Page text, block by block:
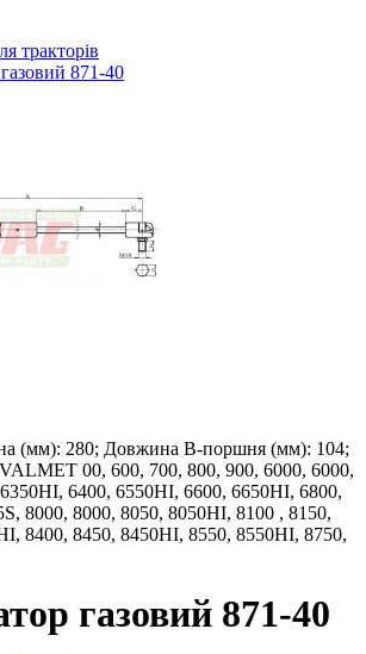
тракторів
871-40
(мм): 280; Довжина B-поршня (мм): 104;
00, 600, 700, 800, 900, 6000, 6000,
6400, 6550HI, 6600, 6650HI, 6800,
8000, 8000, 8050, 8050HI, 8100 , 8150,
8400, 8450, 8450HI, 8550, 8550HI, 8750,
газовий 871-40